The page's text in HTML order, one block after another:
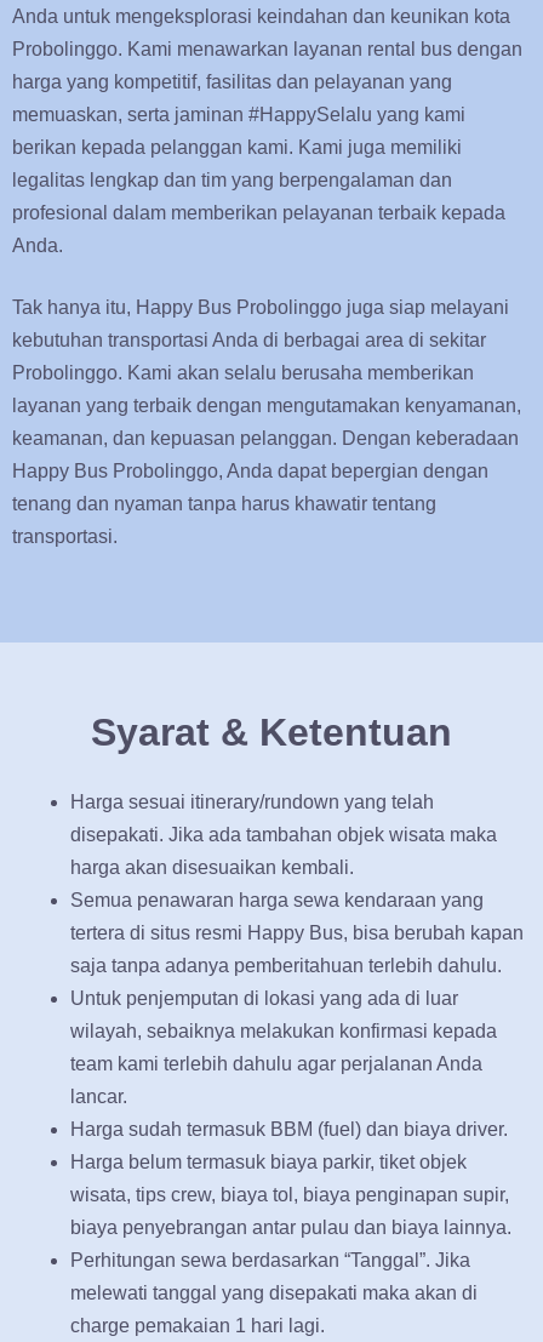
Anda untuk mengeksplorasi keindahan dan keunikan kota
Probolinggo. Kami menawarkan layanan rental bus dengan
harga yang kompetitif, fasilitas dan pelayanan yang
memuaskan, serta jaminan #HappySelalu yang kami
berikan kepada pelanggan kami. Kami juga memiliki
legalitas lengkap dan tim yang berpengalaman dan
profesional dalam memberikan pelayanan terbaik kepada
Anda.
Tak hanya itu, Happy Bus Probolinggo juga siap melayani
kebutuhan transportasi Anda di berbagai area di sekitar
Probolinggo. Kami akan selalu berusaha memberikan
layanan yang terbaik dengan mengutamakan kenyamanan,
keamanan, dan kepuasan pelanggan. Dengan keberadaan
Happy Bus Probolinggo, Anda dapat bepergian dengan
tenang dan nyaman tanpa harus khawatir tentang
transportasi.
Syarat & Ketentuan
Harga sesuai itinerary/rundown yang telah
disepakati. Jika ada tambahan objek wisata maka
harga akan disesuaikan kembali.
Semua penawaran harga sewa kendaraan yang
tertera di situs resmi Happy Bus, bisa berubah kapan
saja tanpa adanya pemberitahuan terlebih dahulu.
Untuk penjemputan di lokasi yang ada di luar
wilayah, sebaiknya melakukan konfirmasi kepada
team kami terlebih dahulu agar perjalanan Anda
lancar.
Harga sudah termasuk BBM (fuel) dan biaya driver.
Harga belum termasuk biaya parkir, tiket objek
wisata, tips crew, biaya tol, biaya penginapan supir,
biaya penyebrangan antar pulau dan biaya lainnya.
Perhitungan sewa berdasarkan “Tanggal”. Jika
melewati tanggal yang disepakati maka akan di
charge pemakaian 1 hari lagi.